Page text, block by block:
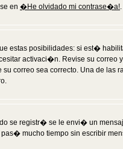
en �He olvidado mi contrase�a!
estas posibilidades: si est�
activaci�n. Revise su
correo sea correcto. Una de
se registr� se le envi� un
mucho tiempo sin escribir